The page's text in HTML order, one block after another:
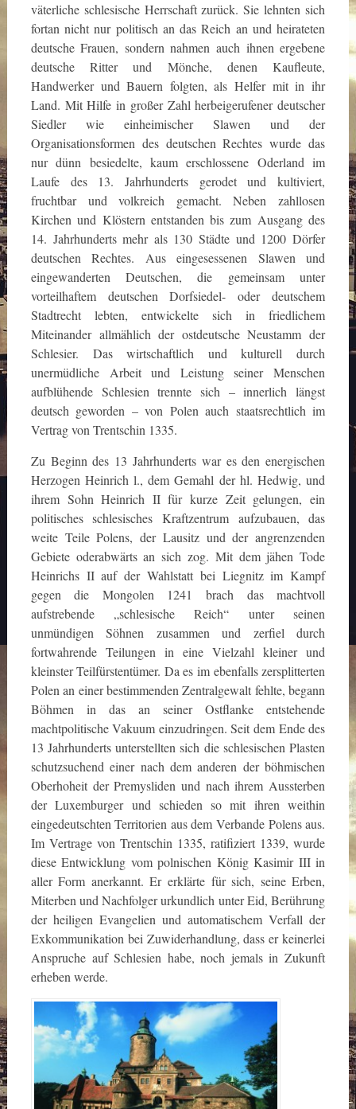
väterliche schlesische Herrschaft zurück. Sie lehnten sich
fortan nicht nur politisch an das Reich an und heirateten
deutsche Frauen, sondern nahmen auch ihnen ergebene
deutsche Ritter und Mönche, denen Kaufleute,
Handwerker und Bauern folgten, als Helfer mit in ihr
Land. Mit Hilfe in großer Zahl herbeigerufener deutscher
Siedler wie einheimischer Slawen und der
Organisationsformen des deutschen Rechtes wurde das
nur dünn besiedelte, kaum erschlossene Oderland im
Laufe des 13. Jahrhunderts gerodet und kultiviert,
fruchtbar und volkreich gemacht. Neben zahllosen
Kirchen und Klöstern entstanden bis zum Ausgang des
14. Jahrhunderts mehr als 130 Städte und 1200 Dörfer
deutschen Rechtes. Aus eingesessenen Slawen und
eingewanderten Deutschen, die gemeinsam unter
vorteilhaftem deutschen Dorfsiedel- oder deutschem
Stadtrecht lebten, entwickelte sich in friedlichem
Miteinander allmählich der ostdeutsche Neustamm der
Schlesier. Das wirtschaftlich und kulturell durch
unermüdliche Arbeit und Leistung seiner Menschen
aufblühende Schlesien trennte sich – innerlich längst
deutsch geworden – von Polen auch staatsrechtlich im
Vertrag von Trentschin 1335.
Zu Beginn des 13 Jahrhunderts war es den energischen
Herzogen Heinrich l., dem Gemahl der hl. Hedwig, und
ihrem Sohn Heinrich II für kurze Zeit gelungen, ein
politisches schlesisches Kraftzentrum aufzubauen, das
weite Teile Polens, der Lausitz und der angrenzenden
Gebiete oderabwärts an sich zog. Mit dem jähen Tode
Heinrichs II auf der Wahlstatt bei Liegnitz im Kampf
gegen die Mongolen 1241 brach das machtvoll
aufstrebende „schlesische Reich“ unter seinen
unmündigen Söhnen zusammen und zerfiel durch
fortwahrende Teilungen in eine Vielzahl kleiner und
kleinster Teilfürstentümer. Da es im ebenfalls zersplitterten
Polen an einer bestimmenden Zentralgewalt fehlte, begann
Böhmen in das an seiner Ostflanke entstehende
machtpolitische Vakuum einzudringen. Seit dem Ende des
13 Jahrhunderts unterstellten sich die schlesischen Plasten
schutzsuchend einer nach dem anderen der böhmischen
Oberhoheit der Premysliden und nach ihrem Aussterben
der Luxemburger und schieden so mit ihren weithin
eingedeutschten Territorien aus dem Verbande Polens aus.
Im Vertrage von Trentschin 1335, ratifiziert 1339, wurde
diese Entwicklung vom polnischen König Kasimir III in
aller Form anerkannt. Er erklärte für sich, seine Erben,
Miterben und Nachfolger urkundlich unter Eid, Berührung
der heiligen Evangelien und automatischem Verfall der
Exkommunikation bei Zuwiderhandlung, dass er keinerlei
Anspruche auf Schlesien habe, noch jemals in Zukunft
erheben werde.